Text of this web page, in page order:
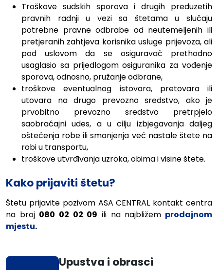
Troškove sudskih sporova i drugih preduzetih
pravnih radnji u vezi sa štetama u slučaju
potrebne pravne odbrabe od neutemeljenih ili
pretjeranih zahtjeva korisnika usluge prijevoza, ali
pod uslovom da se osiguravač prethodno
usaglasio sa prijedlogom osiguranika za vođenje
sporova, odnosno, pružanje odbrane,
troškove eventualnog istovara, pretovara ili
utovara na drugo prevozno sredstvo, ako je
prvobitno prevozno sredstvo pretrpjelo
saobraćajni udes, a u cilju izbjegavanja daljeg
oštećenja robe ili smanjenja već nastale štete na
robi u transportu,
troškove utvrđivanja uzroka, obima i visine štete.
Kako prijaviti štetu?
Štetu prijavite pozivom ASA CENTRAL kontakt centra
na broj 080 02 02 09 ili na najbližem prodajnom
mjestu.
Upustva i obrasci